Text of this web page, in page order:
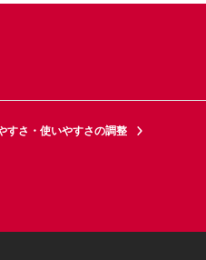
すさ・使いやすさの調整